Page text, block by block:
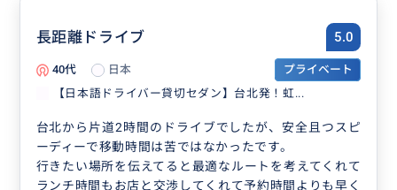
長距離ドライブ 5.0
40代 日本
プライベート
【日本語ドライバー貸切セダン】台北発！虹...
台北から片道2時間のドライブでしたが、安全且つスピ
ーディーで移動時間は苦ではなかったです。
行きたい場所を伝えてると最適なルートを考えてくれて
ランチ時間もお店と交渉してくれて予約時間よりも早く